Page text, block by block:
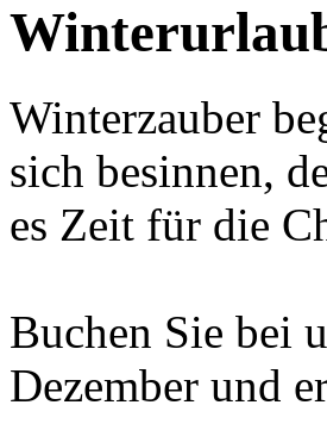
Winterzauber
sich besinnen,
es Zeit für die
Buchen Sie bei
Dezember und